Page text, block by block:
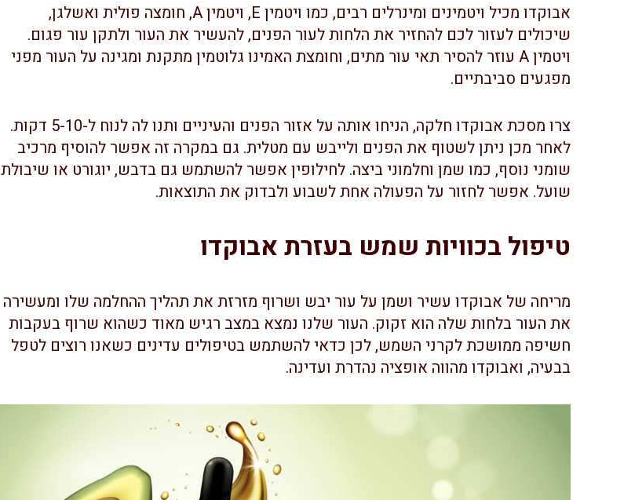
אבוקדו מכיל ויטמינים ומינרלים רבים, כמו ויטמין E, ויטמין A, חומצה פולית ואשלגן,
שיכולים לעזור לכם להחזיר את הלחות לעור הפנים, להעשיר את העור ולתקן עור פגום.
ויטמין A עוזר להסיר תאי עור מתים, וחומצת האמינו גלוטמין מתקנת ומגינה על העור מפני
מפגעים סביבתיים.
צרו מסכת אבוקדו חלקה, הניחו אותה על אזור הפנים והעיניים ותנו לה לנוח ל-5-10 דקות.
לאחר מכן ניתן לשטוף את הפנים ולייבש עם מטלית. גם במקרה זה אפשר להוסיף מרכיב
שומני נוסף, כמו שמן וחלמוני ביצה. לחילופין אפשר להשתמש גם בדבש, יוגורט או שיבולת
שועל. אפשר לחזור על הפעולה אחת לשבוע ולבדוק את התוצאות.
טיפול בכוויות שמש בעזרת אבוקדו
מריחה של אבוקדו עשיר ושמן על עור יבש ושרוף מזרזת את תהליך ההחלמה שלו ומעשירה
את העור בלחות שלה הוא זקוק. העור שלנו נמצא במצב רגיש מאוד כשהוא שרוף בעקבות
חשיפה ממושכת לקרני השמש, לכן כדאי להשתמש בטיפולים עדינים כשאנו רוצים לטפל
בבעיה, ואבוקדו מהווה אופציה נהדרת ועדינה.